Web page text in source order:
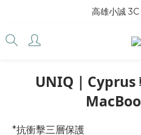
高雄小誠
UNIQ｜Cyprus
*抗衝擊三層保護